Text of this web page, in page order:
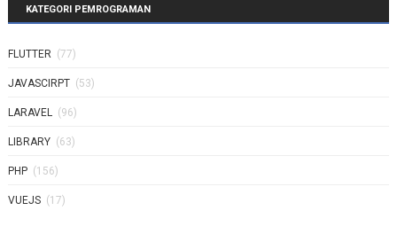
KATEGORI PEMROGRAMAN
FLUTTER (77)
JAVASCIRPT (53)
LARAVEL (96)
LIBRARY (63)
PHP (156)
VUEJS (17)